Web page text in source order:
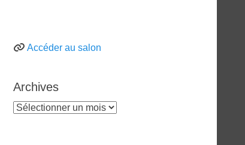
Accéder au salon
Archives
Archives